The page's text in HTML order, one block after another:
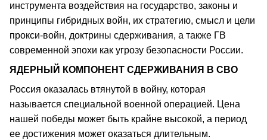
инструмента воздействия на государство, законы и
принципы гибридных войн, их стратегию, смысл и цели
прокси-войн, доктрины сдерживания, а также ГВ
современной эпохи как угрозу безопасности России.
ЯДЕРНЫЙ КОМПОНЕНТ СДЕРЖИВАНИЯ В СВО
Россия оказалась втянутой в войну, которая
называется специальной военной операцией. Цена
нашей победы может быть крайне высокой, а период
ее достижения может оказаться длительным.